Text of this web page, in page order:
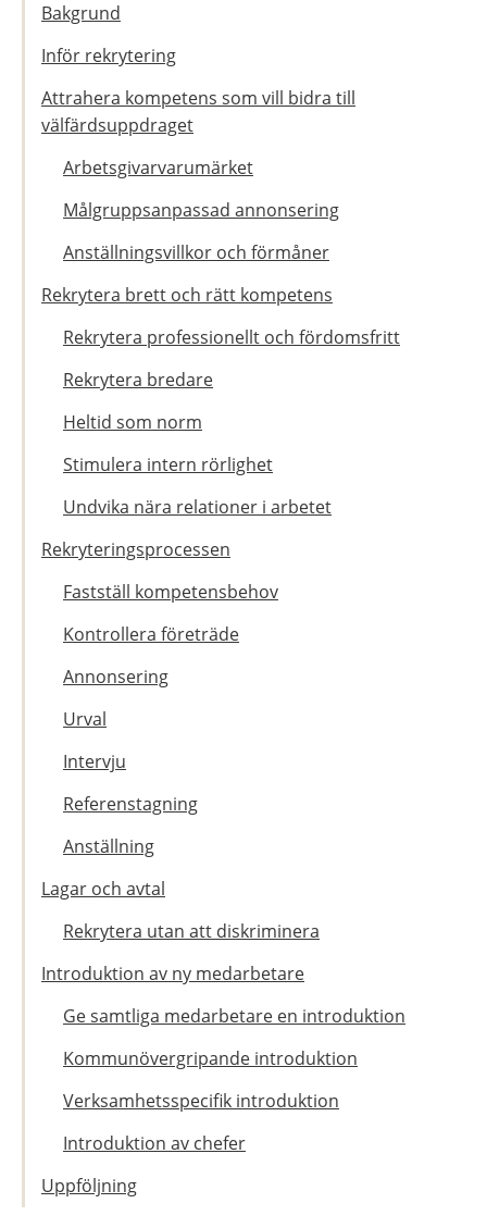
Bakgrund
Inför rekrytering
Attrahera kompetens som vill bidra till
välfärdsuppdraget
Arbetsgivarvarumärket
Målgruppsanpassad annonsering
Anställningsvillkor och förmåner
Rekrytera brett och rätt kompetens
Rekrytera professionellt och fördomsfritt
Rekrytera bredare
Heltid som norm
Stimulera intern rörlighet
Undvika nära relationer i arbetet
Rekryteringsprocessen
Fastställ kompetensbehov
Kontrollera företräde
Annonsering
Urval
Intervju
Referenstagning
Anställning
Lagar och avtal
Rekrytera utan att diskriminera
Introduktion av ny medarbetare
Ge samtliga medarbetare en introduktion
Kommunövergripande introduktion
Verksamhetsspecifik introduktion
Introduktion av chefer
Uppföljning